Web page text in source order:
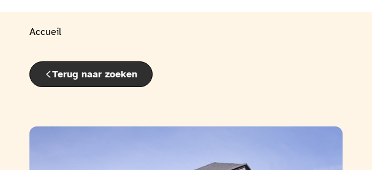
Accueil
Terug naar zoeken
Bekijk de fotogalerij Bekijk